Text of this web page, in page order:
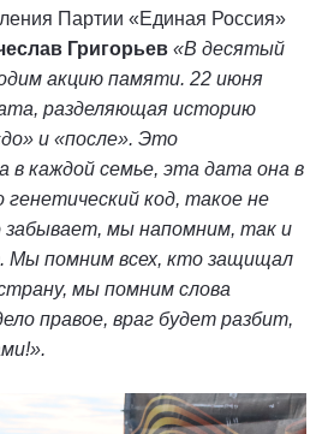
Партии «Единая Россия»
Григорьев «В десятый
акцию памяти. 22 июня
разделяющая историю
и «после». Это
в каждой семье, эта дата она в
генетический код, такое не
забывает, мы напомним, так и
Мы помним всех, кто защищал
мы помним слова
правое, враг будет разбит,